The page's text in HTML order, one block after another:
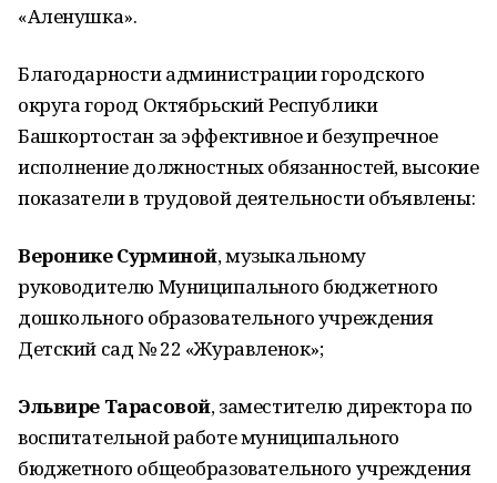
«Аленушка».
Благодарности администрации городского
округа город Октябрьский Республики
Башкортостан за эффективное и безупречное
исполнение должностных обязанностей, высокие
показатели в трудовой деятельности объявлены:
Веронике Сурминой, музыкальному
руководителю Муниципального бюджетного
дошкольного образовательного учреждения
Детский сад № 22 «Журавленок»;
Эльвире Тарасовой, заместителю директора по
воспитательной работе муниципального
бюджетного общеобразовательного учреждения